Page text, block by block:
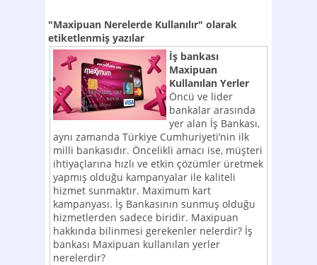
"Maxipuan Nerelerde Kullanılır" olarak
etiketlenmiş yazılar
İş bankası
Maxipuan
Kullanılan Yerler
Öncü ve lider
bankalar arasında
yer alan İş Bankası,
aynı zamanda Türkiye Cumhuriyeti’nin ilk
milli bankasıdır. Öncelikli amacı ise, müşteri
ihtiyaçlarına hızlı ve etkin çözümler üretmek
yapmış olduğu kampanyalar ile kaliteli
hizmet sunmaktır. Maximum kart
kampanyası. İş Bankasının sunmuş olduğu
hizmetlerden sadece biridir. Maxipuan
hakkında bilinmesi gerekenler nelerdir? İş
bankası Maxipuan kullanılan yerler
nerelerdir?